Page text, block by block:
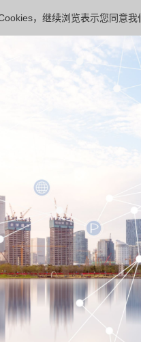
，继续浏览表示您同意我